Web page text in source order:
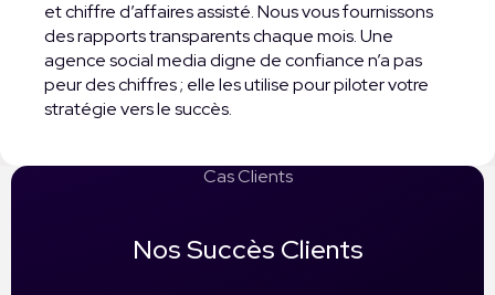
et chiffre d’affaires assisté. Nous vous fournissons
des rapports transparents chaque mois. Une
agence social media digne de confiance n’a pas
peur des chiffres ; elle les utilise pour piloter votre
stratégie vers le succès.
Cas Clients
Nos Succès Clients